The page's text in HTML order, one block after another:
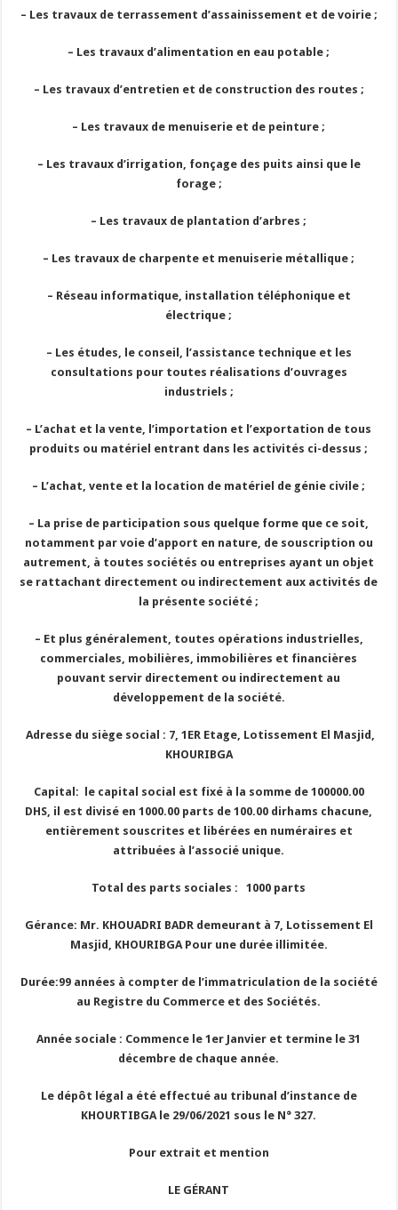
– Les travaux de terrassement d’assainissement et de voirie ;
– Les travaux d’alimentation en eau potable ;
– Les travaux d’entretien et de construction des routes ;
– Les travaux de menuiserie et de peinture ;
– Les travaux d’irrigation, fonçage des puits ainsi que le
forage ;
– Les travaux de plantation d’arbres ;
– Les travaux de charpente et menuiserie métallique ;
– Réseau informatique, installation téléphonique et
électrique ;
– Les études, le conseil, l’assistance technique et les
consultations pour toutes réalisations d’ouvrages
industriels ;
– L’achat et la vente, l’importation et l’exportation de tous
produits ou matériel entrant dans les activités ci-dessus ;
– L’achat, vente et la location de matériel de génie civile ;
– La prise de participation sous quelque forme que ce soit,
notamment par voie d’apport en nature, de souscription ou
autrement, à toutes sociétés ou entreprises ayant un objet
se rattachant directement ou indirectement aux activités de
la présente société ;
– Et plus généralement, toutes opérations industrielles,
commerciales, mobilières, immobilières et financières
pouvant servir directement ou indirectement au
développement de la société.
Adresse du siège social : 7, 1ER Etage, Lotissement El Masjid,
KHOURIBGA
Capital: le capital social est fixé à la somme de 100000.00
DHS, il est divisé en 1000.00 parts de 100.00 dirhams chacune,
entièrement souscrites et libérées en numéraires et
attribuées à l’associé unique.
Total des parts sociales : 1000 parts
Gérance: Mr. KHOUADRI BADR demeurant à 7, Lotissement El
Masjid, KHOURIBGA Pour une durée illimitée.
Durée:99 années à compter de l’immatriculation de la société
au Registre du Commerce et des Sociétés.
Année sociale : Commence le 1er Janvier et termine le 31
décembre de chaque année.
Le dépôt légal a été effectué au tribunal d’instance de
KHOURTIBGA le 29/06/2021 sous le N° 327.
Pour extrait et mention
LE GÉRANT